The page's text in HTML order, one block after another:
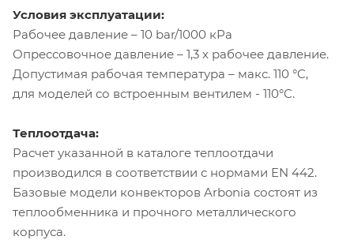
Условия эксплуатации:
Рабочее давление – 10 bar/1000 кРа
Опрессовочное давление – 1,3 х рабочее давление.
Допустимая рабочая температура – макс. 110 °C,
для моделей со встроенным вентилем - 110°C.
Теплоотдача:
Расчет указанной в каталоге теплоотдачи
производился в соответствии с нормами EN 442.
Базовые модели конвекторов Arbonia состоят из
теплообменника и прочного металлического
корпуса.